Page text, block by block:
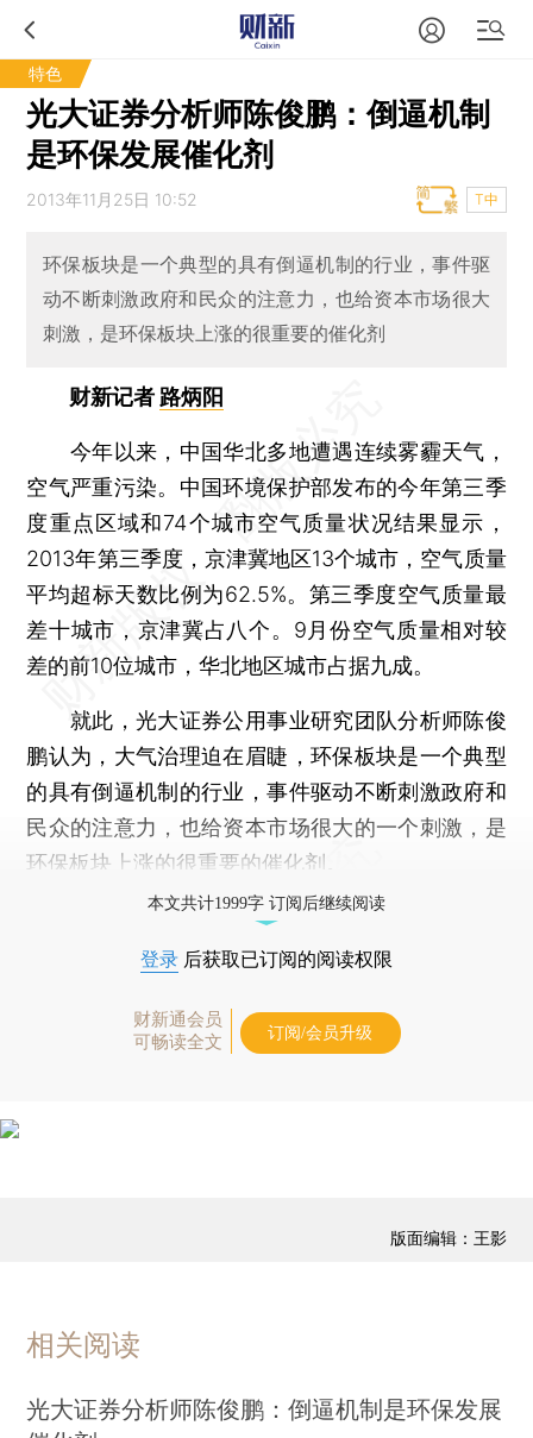
特色
光大证券分析师陈俊鹏：倒逼机制
是环保发展催化剂
2013年11月25日 10:52 T中
环保板块是一个典型的具有倒逼机制的行业，事件驱
动不断刺激政府和民众的注意力，也给资本市场很大
刺激，是环保板块上涨的很重要的催化剂
财新记者 路炳阳
今年以来，中国华北多地遭遇连续雾霾天气，
空气严重污染。中国环境保护部发布的今年第三季
度重点区域和74个城市空气质量状况结果显示，
2013年第三季度，京津冀地区13个城市，空气质量
平均超标天数比例为62.5%。第三季度空气质量最
差十城市，京津冀占八个。9月份空气质量相对较
差的前10位城市，华北地区城市占据九成。
就此，光大证券公用事业研究团队分析师陈俊
鹏认为，大气治理迫在眉睫，环保板块是一个典型
的具有倒逼机制的行业，事件驱动不断刺激政府和
民众的注意力，也给资本市场很大的一个刺激，是
环保板块上涨的很重要的催化剂。
本文共计1999字 订阅后继续阅读
登录 后获取已订阅的阅读权限
财新通会员
可畅读全文
订阅/会员升级
版面编辑：王影
相关阅读
光大证券分析师陈俊鹏：倒逼机制是环保发展